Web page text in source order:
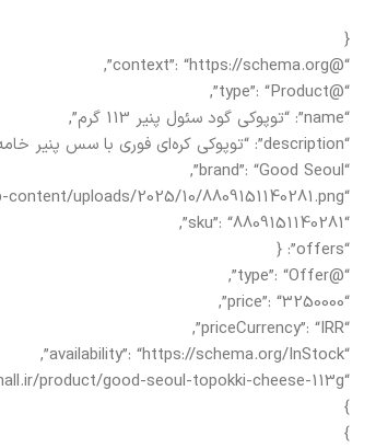
{
“@context”: “https://schema.org”,
“@type”: “Product”,
“name”: “توپوکی گود سئول پنیر 113 گرم”,
“description”: “توپوکی کره‌ای فوری با سس پنیر خامه‌ای چدار و پارمزان برند Good Seoul محصول کره جنوبی.”,
“brand”: “Good Seoul”,
“image”: “https://makmall.ir/wp-content/uploads/2025/10/8809151140281.png”,
“sku”: “8809151140281”,
“offers”: {
“@type”: “Offer”,
“price”: “3250000”,
“priceCurrency”: “IRR”,
“availability”: “https://schema.org/InStock”,
“url”: “https://makmall.ir/product/good-seoul-topokki-cheese-113g”
}
}